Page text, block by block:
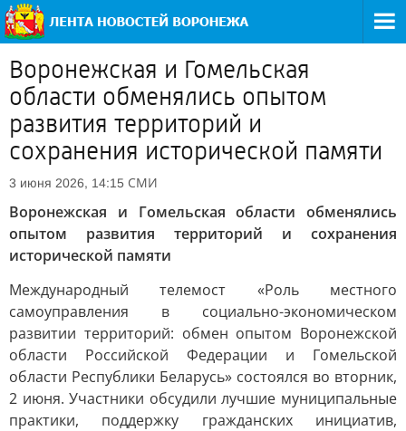
Воронежская и Гомельская
области обменялись опытом
развития территорий и
сохранения исторической памяти
3 июня 2026, 14:15 СМИ
Воронежская и Гомельская области обменялись
опытом развития территорий и сохранения
исторической памяти
Международный телемост «Роль местного
самоуправления в социально-экономическом
развитии территорий: обмен опытом Воронежской
области Российской Федерации и Гомельской
области Республики Беларусь» состоялся во вторник,
2 июня. Участники обсудили лучшие муниципальные
практики, поддержку гражданских инициатив,